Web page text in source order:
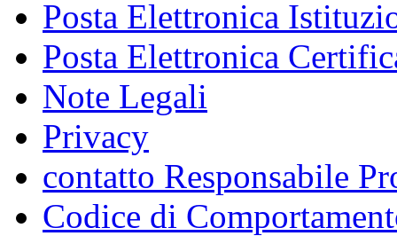
Posta Elettronica
Posta Elettronica
Note Legali
Privacy
contatto Responsabile
Codice di